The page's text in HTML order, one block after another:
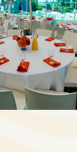
+